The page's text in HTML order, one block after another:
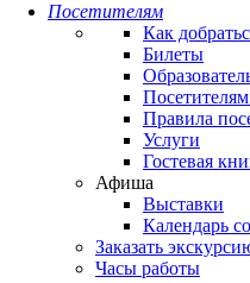
Посетителям
Как
Билеты
Правила
Услуги
Гостевая
Афиша
Выставки
Календарь
Заказать
Часы работы